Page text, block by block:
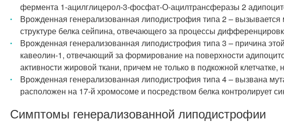
фермента 1-ацилглицерол-3-фосфат-О-ацилтрансферазы 2
Врожденная генерализованная липодистрофия типа 2 –
структуре белка сейпина, отвечающего за процессы
Врожденная генерализованная липодистрофия типа 3 – причина
кавеолин-1, отвечающий за формирование на поверхности
активности жировой ткани, причем не только в подкожной
Врожденная генерализованная липодистрофия типа 4 – вызвана
расположен на 17-й хромосоме и посредством белка контролирует
Симптомы генерализованной липодистрофии